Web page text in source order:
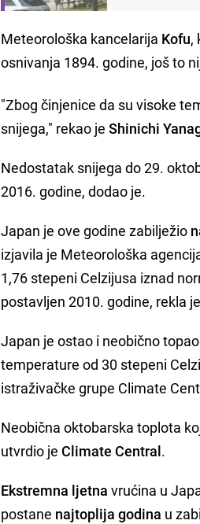
Meteorološka kancelarija Kofu,
osnivanja 1894. godine, još to
"Zbog činjenice da su visoke
snijega," rekao jeShinichi
Nedostatak snijega do 29.
2016. godine, dodao je.
Japan je ove godine zabilježio
izjavila je Meteorološka
1,76 stepeni Celzijusa iznad
postavljen 2010. godine, rekla
Japan je ostao i neobično
temperature od 30 stepeni
istraživačke grupe Climate
Neobična oktobarska toplota
utvrdio jeClimate Central.
Ekstremna ljetna vrućina u
postane najtoplija godina u